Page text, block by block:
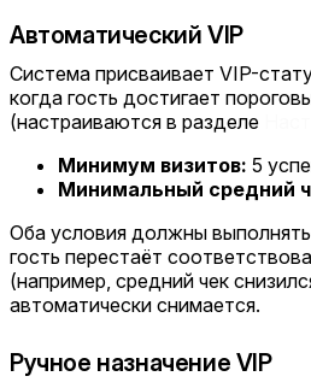
Автоматический VIP
Система присваивает VIP-
когда гость достигает
(настраиваются в разделе
Минимум визитов: 5
Минимальный средний
Оба условия должны
гость перестаёт
(например, средний чек
автоматически снимается.
Ручное назначение VIP